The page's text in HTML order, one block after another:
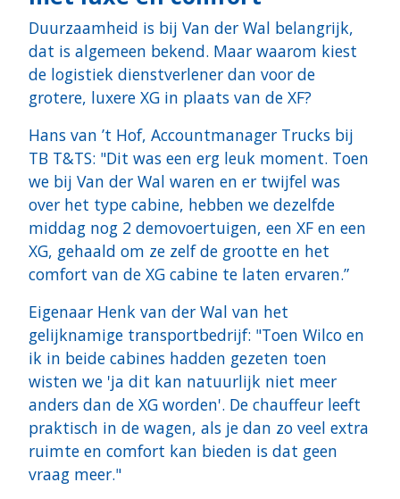
Duurzaamheid is bij Van der Wal belangrijk,
dat is algemeen bekend. Maar waarom kiest
de logistiek dienstverlener dan voor de
grotere, luxere XG in plaats van de XF?
Hans van ’t Hof, Accountmanager Trucks bij
TB T&TS: "Dit was een erg leuk moment. Toen
we bij Van der Wal waren en er twijfel was
over het type cabine, hebben we dezelfde
middag nog 2 demovoertuigen, een XF en een
XG, gehaald om ze zelf de grootte en het
comfort van de XG cabine te laten ervaren.”
Eigenaar Henk van der Wal van het
gelijknamige transportbedrijf: "Toen Wilco en
ik in beide cabines hadden gezeten toen
wisten we 'ja dit kan natuurlijk niet meer
anders dan de XG worden'. De chauffeur leeft
praktisch in de wagen, als je dan zo veel extra
ruimte en comfort kan bieden is dat geen
vraag meer."